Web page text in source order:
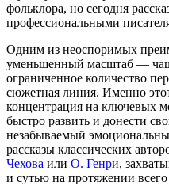
фольклора, но сегодня
профессиональными
Одним из неоспоримых
уменьшенный масштаб —
ограниченное количество
сюжетная линия. Именно
концентрация на ключевых
быстро развить и донести
незабываемый
рассказы классических
Чехова или О. Генри,
и сутью на протяжении